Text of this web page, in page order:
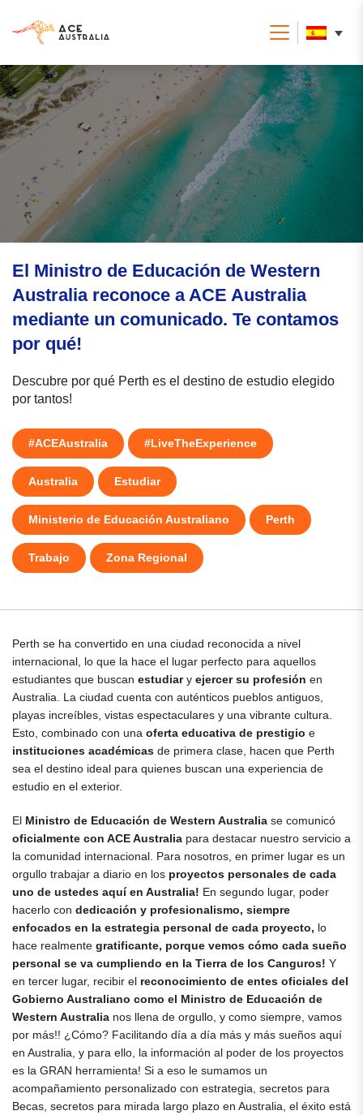
El Ministro de Educación de Western
Australia reconoce a ACE Australia
mediante un comunicado. Te contamos
por qué!
Descubre por qué Perth es el destino de estudio elegido
por tantos!
#ACEAustralia #LiveTheExperience
Australia Estudiar
Ministerio de Educación Australiano Perth
Trabajo Zona Regional
Perth se ha convertido en una ciudad reconocida a nivel
internacional, lo que la hace el lugar perfecto para aquellos
estudiantes que buscan estudiary ejercer su profesión en
Australia. La ciudad cuenta con auténticos pueblos antiguos,
playas increíbles, vistas espectaculares y una vibrante cultura.
Esto, combinado con una oferta educativa de prestigio e
instituciones académicas de primera clase, hacen que Perth
sea el destino ideal para quienes buscan una experiencia de
estudio en el exterior.
El Ministro de Educación de Western Australia se comunicó
oficialmente con ACE Australia para destacar nuestro servicio a
la comunidad internacional. Para nosotros, en primer lugar es un
orgullo trabajar a diario en los proyectos personales de cada
uno de ustedes aquí en Australia! En segundo lugar, poder
hacerlo con dedicación y profesionalismo, siempre
enfocados en la estrategia personal de cada proyecto, lo
hace realmente gratificante, porque vemos cómo cada sueño
personal se va cumpliendo en la Tierra de los Canguros! Y
en tercer lugar, recibir el reconocimiento de entes oficiales del
Gobierno Australiano como el Ministro de Educación de
Western Australia nos llena de orgullo, y como siempre, vamos
por más!! ¿Cómo? Facilitando día a día más y más sueños aquí
en Australia, y para ello, la información al poder de los proyectos
es la GRAN herramienta! Si a eso le sumamos un
acompañamiento personalizado con estrategia, secretos para
Becas, secretos para mirada largo plazo en Australia, el éxito está